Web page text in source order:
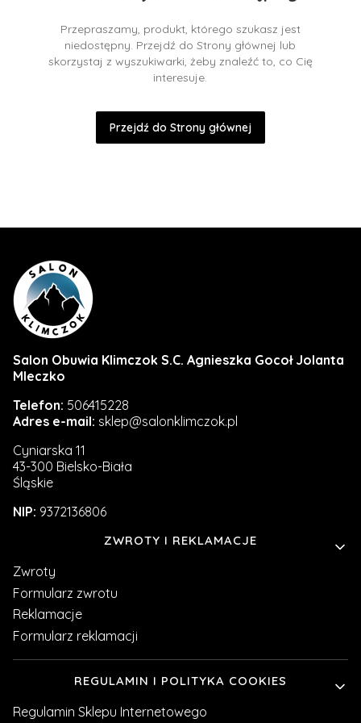
Przepraszamy, produkt, którego szukasz jest
niedostępny. Przejdź do Strony głównej lub
skorzystaj z wyszukiwarki, żeby znaleźć to, co Cię
interesuje.
Przejdź do Strony głównej
Salon Obuwia Klimczok S.C. Agnieszka Gocoł Jolanta
Mleczko
Telefon: 506415228
Adres e-mail: sklep@salonklimczok.pl
Cyniarska 11
43-300 Bielsko-Biała
Śląskie
NIP: 9372136806
Linki w stopceZWROTY I REKLAMACJE
Zwroty
Formularz zwrotu
Reklamacje
Formularz reklamacji
REGULAMIN I POLITYKA COOKIES
Regulamin Sklepu Internetowego